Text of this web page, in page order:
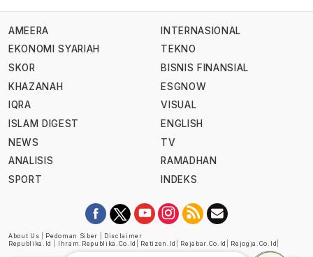
AMEERA
EKONOMI SYARIAH
SKOR
KHAZANAH
IQRA
ISLAM DIGEST
NEWS
ANALISIS
SPORT
INTERNASIONAL
TEKNO
BISNIS FINANSIAL
ESGNOW
VISUAL
ENGLISH
TV
RAMADHAN
INDEKS
About Us Pedoman Siber
Disclaimer
Republika.id
Ihram.republika.co.id Retizen.id Rejabar.co.id Rejogja.co.id